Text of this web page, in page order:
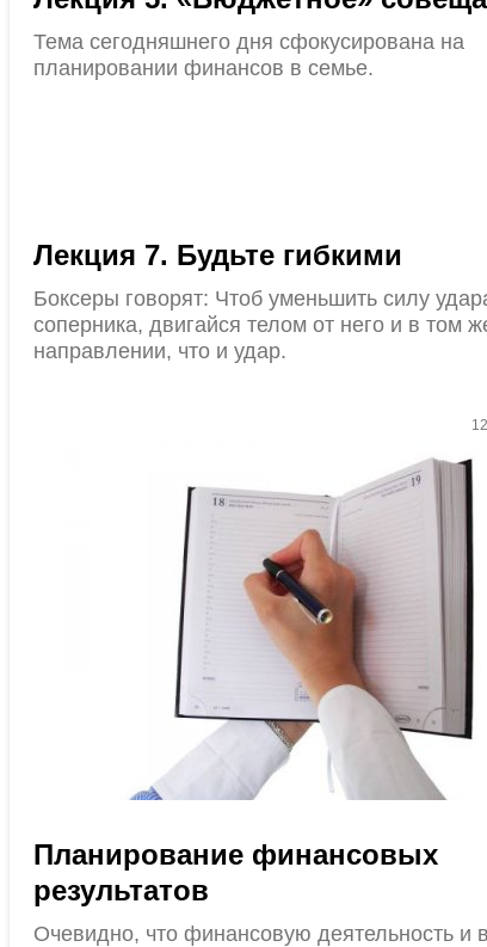
Тема сегодняшнего дня сфокусирована на
планировании финансов в семье.
Лекция 7. Будьте гибкими
Боксеры говорят: Чтоб уменьшить силу
соперника, двигайся телом от него и в том
направлении, что и удар.
Планирование финансовых
результатов
Очевидно, что финансовую деятельность и в